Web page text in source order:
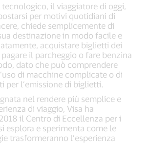
il viaggiatore di oggi,
per motivi quotidiani di
chiede semplicemente di
destinazione in modo facile e
acquistare biglietti dei
il parcheggio o fare benzina
dato che può comprendere
di macchine complicate o di
per l’emissione di biglietti.
nel rendere più semplice e
di viaggio, Visa ha
il Centro di Eccellenza per i
esplora e sperimenta come le
trasformeranno l’esperienza